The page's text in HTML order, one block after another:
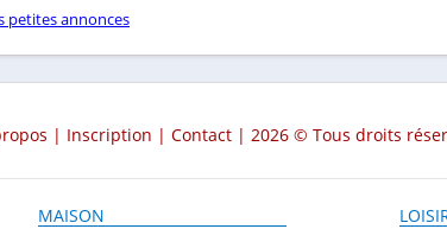
petites annonces
| Inscription | Contact | 2026 © Tous droits
MAISON